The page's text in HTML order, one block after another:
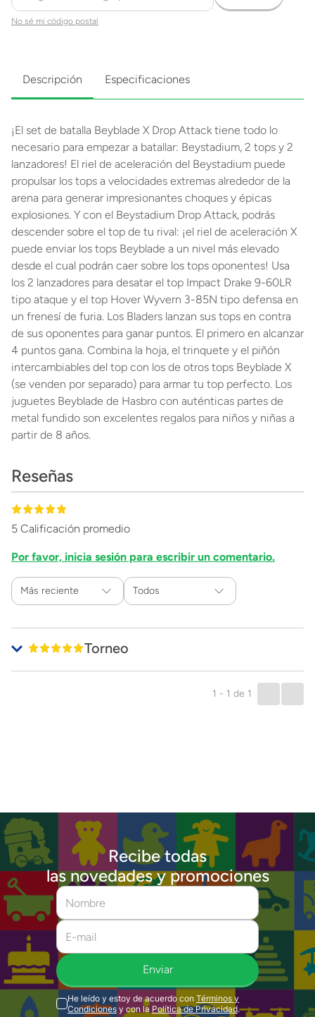
No sé mi código postal
Descripción Especificaciones
¡El set de batalla Beyblade X Drop Attack tiene todo lo
necesario para empezar a batallar: Beystadium, 2 tops y 2
lanzadores! El riel de aceleración del Beystadium puede
propulsar los tops a velocidades extremas alrededor de la
arena para generar impresionantes choques y épicas
explosiones. Y con el Beystadium Drop Attack, podrás
descender sobre el top de tu rival: ¡el riel de aceleración X
puede enviar los tops Beyblade a un nivel más elevado
desde el cual podrán caer sobre los tops oponentes! Usa
los 2 lanzadores para desatar el top Impact Drake 9-60LR
tipo ataque y el top Hover Wyvern 3-85N tipo defensa en
un frenesí de furia. Los Bladers lanzan sus tops en contra
de sus oponentes para ganar puntos. El primero en alcanzar
4 puntos gana. Combina la hoja, el trinquete y el piñón
intercambiables del top con los de otros tops Beyblade X
(se venden por separado) para armar tu top perfecto. Los
juguetes Beyblade de Hasbro con auténticas partes de
metal fundido son excelentes regalos para niños y niñas a
partir de 8 años.
Reseñas
5 Calificación promedio
Por favor, inicia sesión para escribir un comentario.
Más reciente Todos
Torneo
Enviado 1 año atrás por Jonathan
Lo compre para mi hijo para el torneo que hubo, se la pasó
1 - 1 de 1
Recibe todas
las novedades y promociones
Enviar
He leído y estoy de acuerdo con Términos y
Condiciones y con la Política de Privacidad.